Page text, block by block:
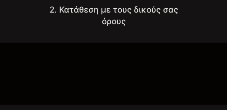
2. Κατάθεση με τους δικούς σας
όρους